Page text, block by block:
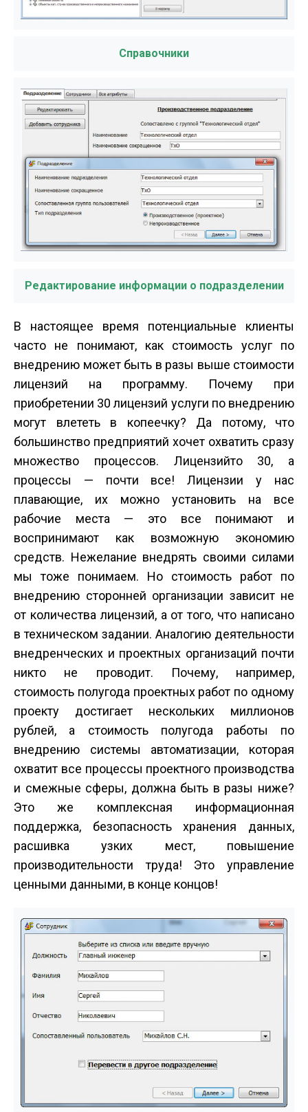
Справочники
Редактирование информации о подразделении
В настоящее время потенциальные клиенты
часто не понимают, как стоимость услуг по
внедрению может быть в разы выше стоимости
лицензий на программу. Почему при
приобретении 30 лицензий услуги по внедрению
могут влететь в копеечку? Да потому, что
большинство предприятий хочет охватить сразу
множество процессов. Лицензий­то 30, а
процессы — почти все! Лицензии у нас
плавающие, их можно установить на все
рабочие места — это все понимают и
воспринимают как возможную экономию
средств. Нежелание внедрять своими силами
мы тоже понимаем. Но стоимость работ по
внедрению сторонней организации зависит не
от количества лицензий, а от того, что написано
в техническом задании. Аналогию деятельности
внедренческих и проектных организаций почти
никто не проводит. Почему, например,
стоимость полугода проектных работ по одному
проекту достигает нескольких миллионов
рублей, а стоимость полугода работы по
внедрению системы автоматизации, которая
охватит все процессы проектного производства
и смежные сферы, должна быть в разы ниже?
Это же комплексная информационная
поддержка, безопасность хранения данных,
расшивка узких мест, повышение
производительности труда! Это управление
ценными данными, в конце концов!